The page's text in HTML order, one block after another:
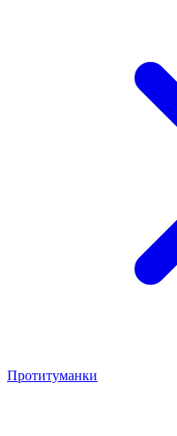
Протитуманки